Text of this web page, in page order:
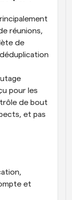
de
pour les
de bout
et pas
et